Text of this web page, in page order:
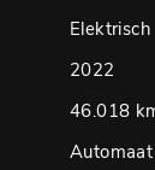
Elektrisch
2022
46.018
Automaat